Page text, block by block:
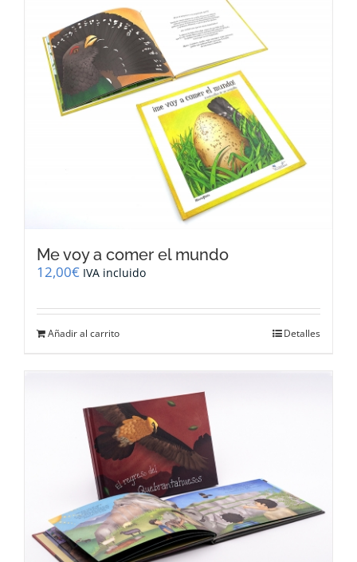
Me voy a comer el mundo
12,00€ IVA incluido
Añadir al carrito Detalles